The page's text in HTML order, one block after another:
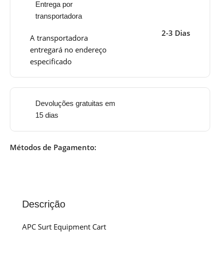
Entrega por
transportadora
A transportadora
entregará no endereço
especificado
2-3 Dias
Devoluções gratuitas em
15 dias
Métodos de Pagamento:
Descrição
APC Surt Equipment Cart